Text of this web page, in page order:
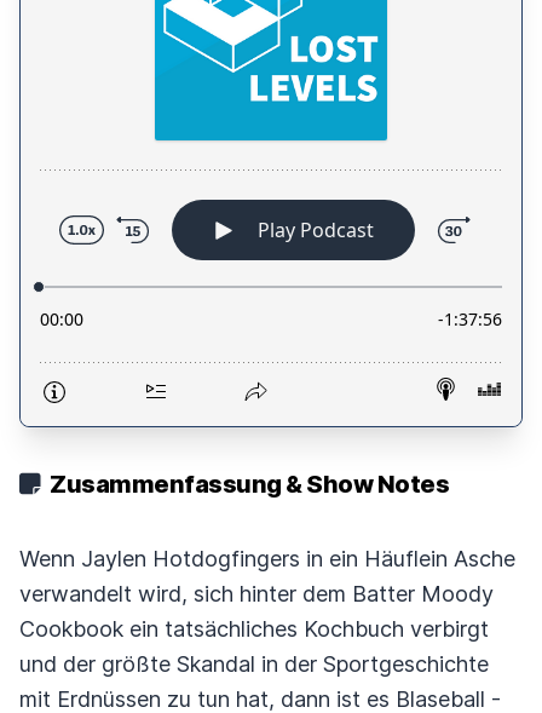
Zusammenfassung & Show Notes
Wenn Jaylen Hotdogfingers in ein Häuflein Asche
verwandelt wird, sich hinter dem Batter Moody
Cookbook ein tatsächliches Kochbuch verbirgt
und der größte Skandal in der Sportgeschichte
mit Erdnüssen zu tun hat, dann ist es Blaseball -